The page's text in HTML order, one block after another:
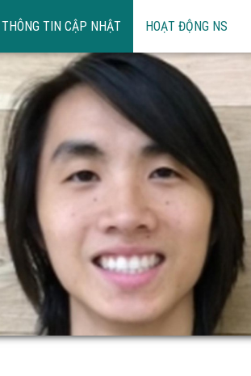
THÔNG TIN CẬP NHẬT HOẠT ĐỘNG NS